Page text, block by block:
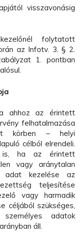
visszavonásig
folytatott
az Infotv. 3. § 2.
1. pontban
ahhoz az érintett
felhatalmazása
körben – helyi
célból elrendeli.
is, ha az érintett
vagy aránytalan
adat kezelése az
teljesítése
vagy harmadik
céljából szükséges,
adatok
áll.